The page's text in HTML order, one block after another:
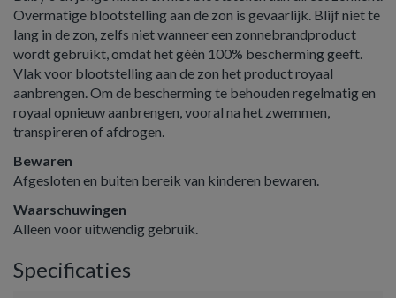
Overmatige blootstelling aan de zon is gevaarlijk. Blijf niet te
lang in de zon, zelfs niet wanneer een zonnebrandproduct
wordt gebruikt, omdat het géén 100% bescherming geeft.
Vlak voor blootstelling aan de zon het product royaal
aanbrengen. Om de bescherming te behouden regelmatig en
royaal opnieuw aanbrengen, vooral na het zwemmen,
transpireren of afdrogen.
Bewaren
Afgesloten en buiten bereik van kinderen bewaren.
Waarschuwingen
Alleen voor uitwendig gebruik.
Specificaties